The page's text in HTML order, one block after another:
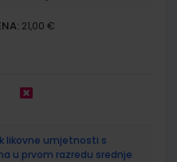
21,00 €
likovne umjetnosti s
u prvom razredu srednje